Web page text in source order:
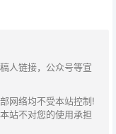
人链接，公众号等宣
网络均不受本站控制!
站不对您的使用承担